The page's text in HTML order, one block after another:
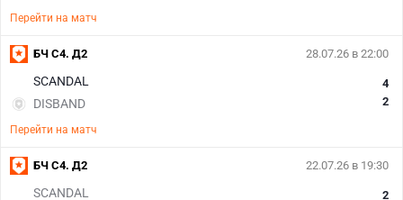
Перейти на матч
28.07.26 в 22:00
SCANDAL
DISBAND
4
2
Перейти на матч
БЧ С4. Д2
22.07.26 в 19:30
SCANDAL 2
БЧ С4. Д2